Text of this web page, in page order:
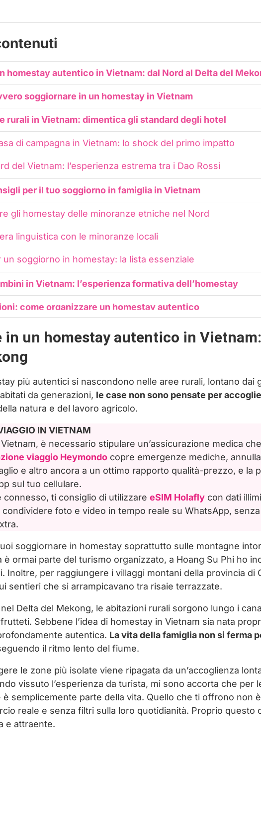
homestay autentico in Vietnam: dal Nord al Delta del
soggiornare in un homestay in Vietnam
rurali in Vietnam: dimentica gli standard degli hotel
di campagna in Vietnam: lo shock del primo impatto
del Vietnam: l’esperienza estrema tra i Dao Rossi
per il tuo soggiorno in famiglia in Vietnam
gli homestay delle minoranze etniche nel Nord
linguistica con le minoranze locali
un soggiorno in homestay: la lista essenziale
in Vietnam: l’esperienza formativa dell’homestay
come organizzare un homestay autentico
come scelta di viaggio consapevole
in un homestay autentico in
più autentici si nascondono nelle aree rurali, lontano dai
da generazioni, le case non sono pensate per
natura e del lavoro agricolo.
IN VIETNAM
è necessario stipulare un’assicurazione medica
viaggio Heymondo copre emergenze mediche,
e altro ancora a un ottimo rapporto qualità-prezzo, e la
sul tuo cellulare.
connesso, ti consiglio di utilizzare eSIM Holafly con dati
condividere foto e video in tempo reale su WhatsApp,
soggiornare in homestay soprattutto sulle montagne
è ormai parte del turismo organizzato, a Hoang Su Phi ho
Inoltre, per raggiungere i villaggi montani della provincia di
sentieri che si arrampicavano tra risaie terrazzate.
Delta del Mekong, le abitazioni rurali sorgono lungo i
Sebbene l’idea di homestay in Vietnam sia nata
autentica. La vita della famiglia non si ferma
il ritmo lento del fiume.
le zone più isolate viene ripagata da un’accoglienza
vissuto l’esperienza da turista, mi sono accorta che per
è semplicemente parte della vita. Quello che ti offrono non
reale e senza filtri sulla loro quotidianità. Proprio questo
e attraente.